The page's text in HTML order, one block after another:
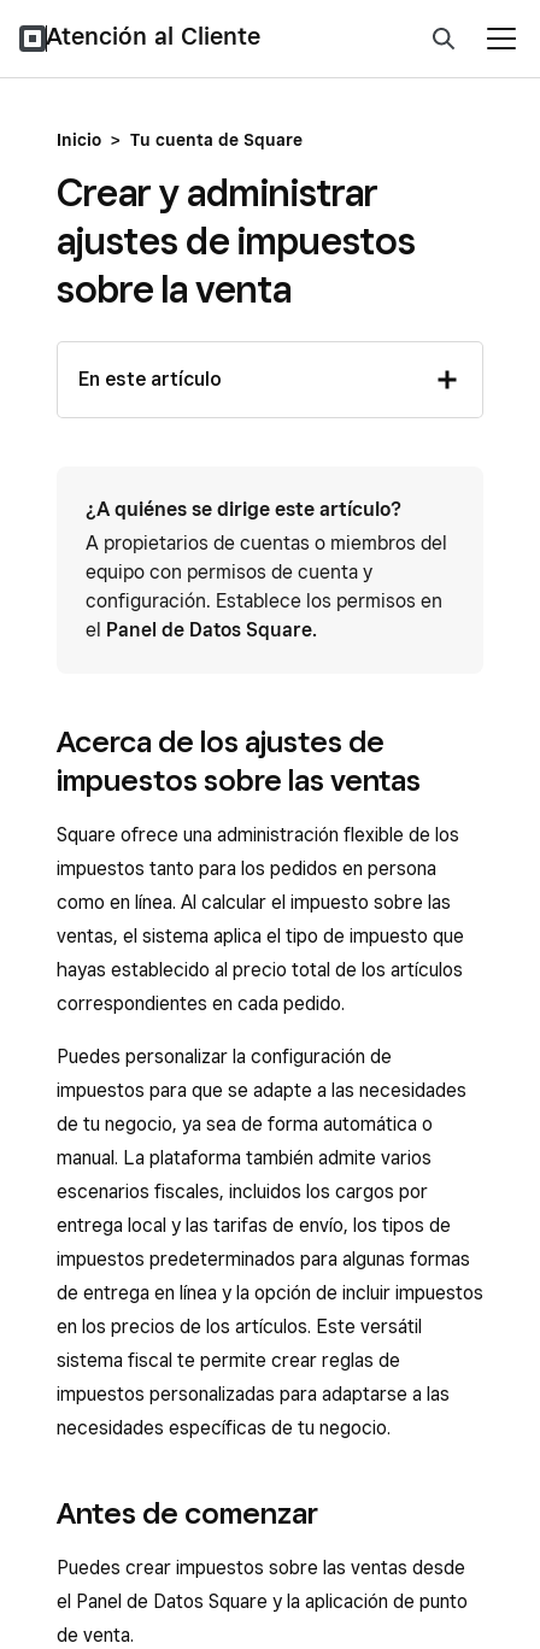
Atención al Cliente
Inicio > Tu cuenta de Square
Crear y administrar
ajustes de impuestos
sobre la venta
En este artículo
¿A quiénes se dirige este artículo?
A propietarios de cuentas o miembros del
equipo con permisos de cuenta y
configuración. Establece los permisos en
el Panel de Datos Square.
Acerca de los ajustes de
impuestos sobre las ventas
Square ofrece una administración flexible de los
impuestos tanto para los pedidos en persona
como en línea. Al calcular el impuesto sobre las
ventas, el sistema aplica el tipo de impuesto que
hayas establecido al precio total de los artículos
correspondientes en cada pedido.
Puedes personalizar la configuración de
impuestos para que se adapte a las necesidades
de tu negocio, ya sea de forma automática o
manual. La plataforma también admite varios
escenarios fiscales, incluidos los cargos por
entrega local y las tarifas de envío, los tipos de
impuestos predeterminados para algunas formas
de entrega en línea y la opción de incluir impuestos
en los precios de los artículos. Este versátil
sistema fiscal te permite crear reglas de
impuestos personalizadas para adaptarse a las
necesidades específicas de tu negocio.
Antes de comenzar
Puedes crear impuestos sobre las ventas desde
el Panel de Datos Square y la aplicación de punto
de venta.